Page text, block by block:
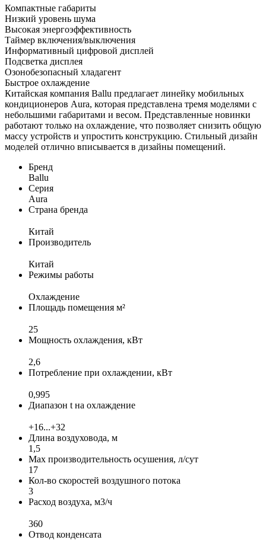
Компактные габариты
Низкий уровень шума
Высокая энергоэффективность
Таймер включения/выключения
Информативный цифровой дисплей
Подсветка дисплея
Озонобезопасный хладагент
Быстрое охлаждение
Китайская компания Ballu предлагает линейку мобильных
кондиционеров Aura, которая представлена тремя моделями с
небольшими габаритами и весом. Представленные новинки
работают только на охлаждение, что позволяет снизить общую
массу устройств и упростить конструкцию. Стильный дизайн
моделей отлично вписывается в дизайны помещений.
Бренд
Ballu
Серия
Aura
Страна бренда
Китай
Производитель
Китай
Режимы работы
Охлаждение
Площадь помещения м²
25
Мощность охлаждения, кВт
2,6
Потребление при охлаждении, кВт
0,995
Диапазон t на охлаждение
+16...+32
Длина воздуховода, м
1,5
Max производительность осушения, л/сут
17
Кол-во скоростей воздушного потока
3
Расход воздуха, м3/ч
360
Отвод конденсата